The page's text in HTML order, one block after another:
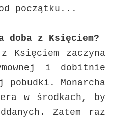
początku...
doba z Księciem?
Księciem zaczyna
i dobitnie
pobudki. Monarcha
w środkach, by
Zatem raz